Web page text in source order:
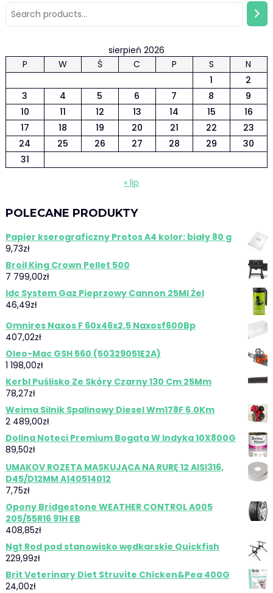
sierpień 2026
P
W Ś C P S
N
1
2
3
4 5 6 7 8
9
10
11 12 13 14 15
16
17
18 19 20 21 22
23
24
25 26 27 28 29
30
31
« lip
POLECANE PRODUKTY
Papier kserograficzny Protos A4 kolor: biały 80 g
9,73zł
Broil King Crown Pellet 500
7 799,00zł
Idc System Gaz Pieprzowy Cannon 25Ml Żel
46,49zł
Omnires Naxos F 60x46x2,5 Naxosf600Bp
407,02zł
Oleo-Mac GSH 560 (50329051E2A)
1 198,00zł
Kerbl Puślisko Ze Skóry Czarny 130 Cm 25Mm
78,27zł
Weima Silnik Spalinowy Diesel Wm178F 6.0Km
2 489,00zł
Dolina Noteci Premium Bogata W Indyka 10X800G
89,50zł
UMAKOV ROZETA MASKUJĄCA NA RURĘ 12 AISI316,
D45/D12MM A140514012
7,75zł
Opony Bridgestone WEATHER CONTROL A005
205/55R16 91H EB
408,85zł
Ngt Rod pod stanowisko wędkarskie Quickfish
229,99zł
Brit Veterinary Diet Struvite Chicken&Pea 400G
24,00zł